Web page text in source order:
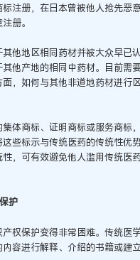
注册，在日本曾被他人抢先恶
册。
地区相同药材并被大众早已
他产地的相同中药材。目前需
，如何与其他非道地药材进行
商标、证明商标或服务商标
些标示与传统医药的传统性优
，可有效避免他人滥用传统医
护
保护变得非常困难。传统医
容进行解释、介绍的书籍或建